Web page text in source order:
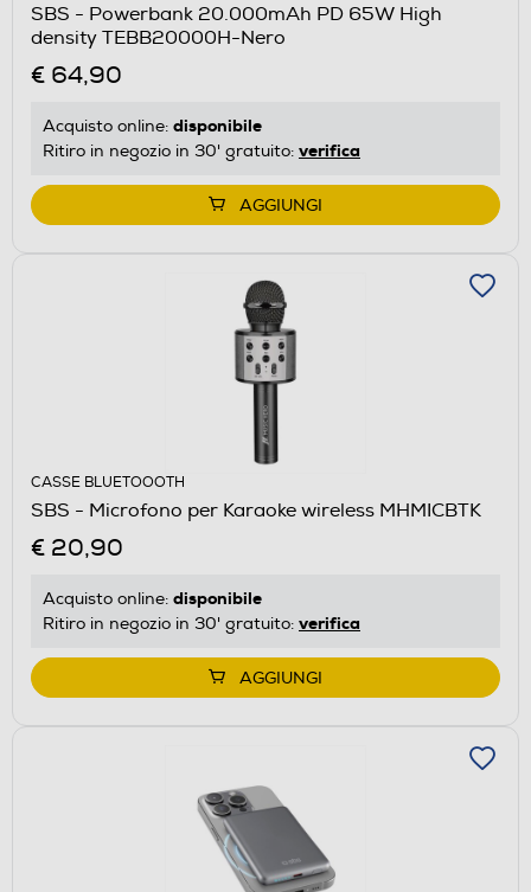
SBS - Powerbank 20.000mAh PD 65W High
density TEBB20000H-Nero
€ 64,90
Acquisto online: disponibile
Ritiro in negozio in 30' gratuito: verifica
AGGIUNGI
CASSE BLUETOOOTH
SBS - Microfono per Karaoke wireless MHMICBTK
€ 20,90
Acquisto online: disponibile
Ritiro in negozio in 30' gratuito: verifica
AGGIUNGI